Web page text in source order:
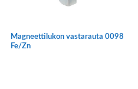
Magneettilukon vastarauta 0098
Fe/Zn